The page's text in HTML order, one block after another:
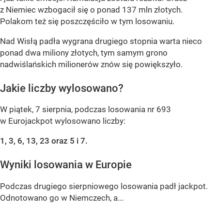
z Niemiec wzbogacił się o ponad 137 mln złotych.
Polakom też się poszczęściło w tym losowaniu.
Nad Wisłą padła wygrana drugiego stopnia warta nieco
ponad dwa miliony złotych, tym samym grono
nadwiślańskich milionerów znów się powiększyło.
Jakie liczby wylosowano?
W piątek, 7 sierpnia, podczas losowania nr 693
w Eurojackpot wylosowano liczby:
1, 3, 6, 13, 23 oraz 5 i 7.
Wyniki losowania w Europie
Podczas drugiego sierpniowego losowania padł jackpot.
Odnotowano go w Niemczech, a...